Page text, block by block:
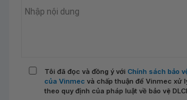
Tôi đã đọc và đồng ý với Chính sách bảo
của Vinmec và chấp thuận để Vinmec xử
theo quy định của pháp luật về bảo vệ